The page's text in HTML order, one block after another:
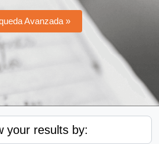
Avanzada »
your results by: